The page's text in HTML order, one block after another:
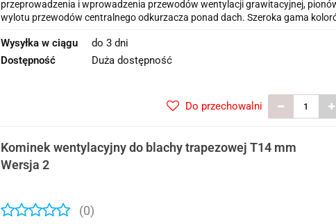
przeprowadzenia i wprowadzenia przewodów wentylacji grawitacyjnej,
wylotu przewodów centralnego odkurzacza ponad dach. Szeroka gama
Wysyłka w ciągu
do 3 dni
Dostępność
Duża dostępność
Do przechowalni
Kominek wentylacyjny do blachy trapezowej T14 mm
Wersja 2
(0)